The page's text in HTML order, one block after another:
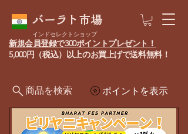
バーラト市場
ポイントを表示
新規会員登録で300ポイントプレゼント！
5,000円（税込）以上のお買上げで送料無料！
インドセレクトショップ
商品を検索